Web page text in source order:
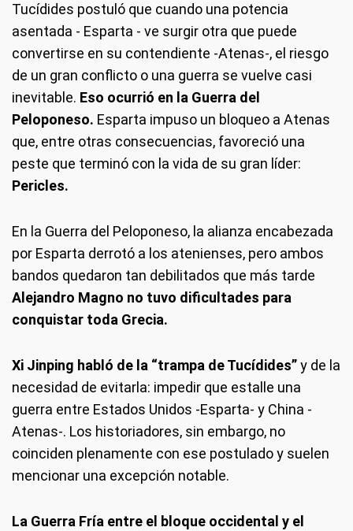
Tucídides postuló que cuando una potencia
asentada - Esparta - ve surgir otra que puede
convertirse en su contendiente -Atenas-, el riesgo
de un gran conflicto o una guerra se vuelve casi
inevitable. Eso ocurrió en la Guerra del
Peloponeso. Esparta impuso un bloqueo a Atenas
que, entre otras consecuencias, favoreció una
peste que terminó con la vida de su gran líder:
Pericles.
En la Guerra del Peloponeso, la alianza encabezada
por Esparta derrotó a los atenienses, pero ambos
bandos quedaron tan debilitados que más tarde
Alejandro Magno no tuvo dificultades para
conquistar toda Grecia.
Xi Jinping habló de la “trampa de Tucídides”y de la
necesidad de evitarla: impedir que estalle una
guerra entre Estados Unidos -Esparta- y China -
Atenas-. Los historiadores, sin embargo, no
coinciden plenamente con ese postulado y suelen
mencionar una excepción notable.
La Guerra Fría entre el bloque occidental y el